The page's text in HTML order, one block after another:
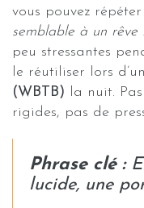
vous pouvez
semblable à un rêve
peu stressantes
le réutiliser lors
(WBTB) la nuit.
rigides, pas de
Phrase clé :
lucide, une